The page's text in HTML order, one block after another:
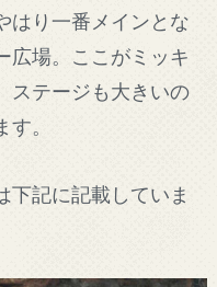
はり一番メインとな
広場。ここがミッキ
ステージも大きいの
。
下記に記載していま